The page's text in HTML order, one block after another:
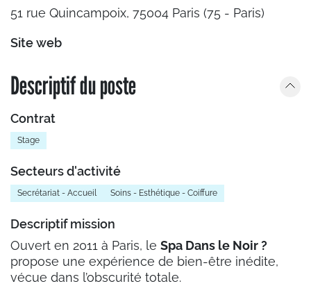
51 rue Quincampoix, 75004 Paris (75 - Paris)
Site web
Descriptif du poste
Contrat
Stage
Secteurs d'activité
Secrétariat - Accueil Soins - Esthétique - Coiffure
Descriptif mission
Ouvert en 2011 à Paris, le Spa Dans le Noir ?
propose une expérience de bien-être inédite,
vécue dans l’obscurité totale.